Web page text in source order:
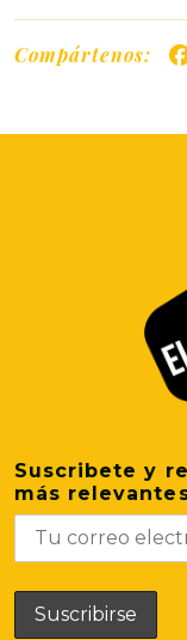
Compártenos:
Suscribete y
más